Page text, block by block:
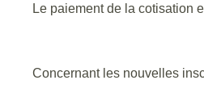
Le paiement de la cotisation
Concernant les nouvelles